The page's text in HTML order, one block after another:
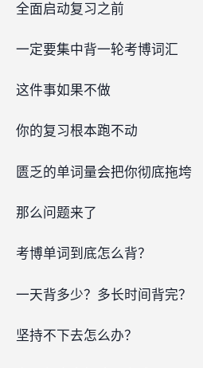
全面启动复习之前
一定要集中背一轮考博词汇
这件事如果不做
你的复习根本跑不动
匮乏的单词量会把你彻底拖垮
那么问题来了‍‍‍‍‍‍‍‍‍‍‍‍‍‍‍‍‍‍
考博单词到底怎么背？
一天背多少？多长时间背完？
坚持不下去怎么办？